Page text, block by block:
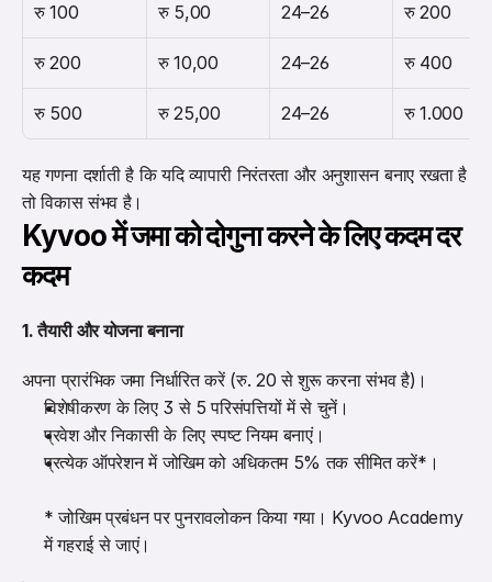
रु 100 रु 5,00 24–26 रु 200
रु 200 रु 10,00 24–26 रु 400
रु 500 रु 25,00 24–26 रु 1.000
यह गणना दर्शाती है कि यदि व्यापारी निरंतरता और अनुशासन बनाए रखता है
तो विकास संभव है।
Kyvoo में जमा को दोगुना करने के लिए कदम दर
कदम
1. तैयारी और योजना बनाना
अपना प्रारंभिक जमा निर्धारित करें (रु. 20 से शुरू करना संभव है)।
विशेषीकरण के लिए 3 से 5 परिसंपत्तियों में से चुनें।
प्रवेश और निकासी के लिए स्पष्ट नियम बनाएं।
प्रत्येक ऑपरेशन में जोखिम को अधिकतम 5% तक सीमित करें*।
* जोखिम प्रबंधन पर पुनरावलोकन किया गया। Kyvoo Academy
में गहराई से जाएं।